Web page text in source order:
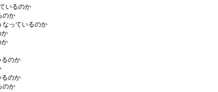
いるのか
のか
っているのか
のか
のか
のか